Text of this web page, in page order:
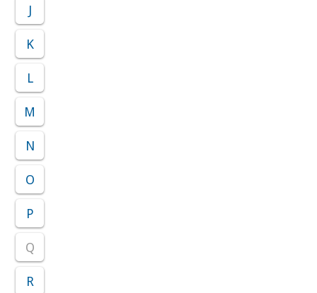
J
K
L
M
N
O
P
Q
R